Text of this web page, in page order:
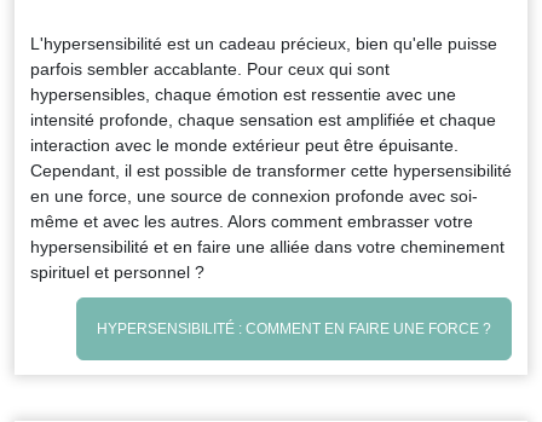
L'hypersensibilité est un cadeau précieux, bien qu'elle puisse
parfois sembler accablante. Pour ceux qui sont
hypersensibles, chaque émotion est ressentie avec une
intensité profonde, chaque sensation est amplifiée et chaque
interaction avec le monde extérieur peut être épuisante.
Cependant, il est possible de transformer cette hypersensibilité
en une force, une source de connexion profonde avec soi-
même et avec les autres. Alors comment embrasser votre
hypersensibilité et en faire une alliée dans votre cheminement
spirituel et personnel ?
HYPERSENSIBILITÉ : COMMENT EN FAIRE UNE FORCE ?